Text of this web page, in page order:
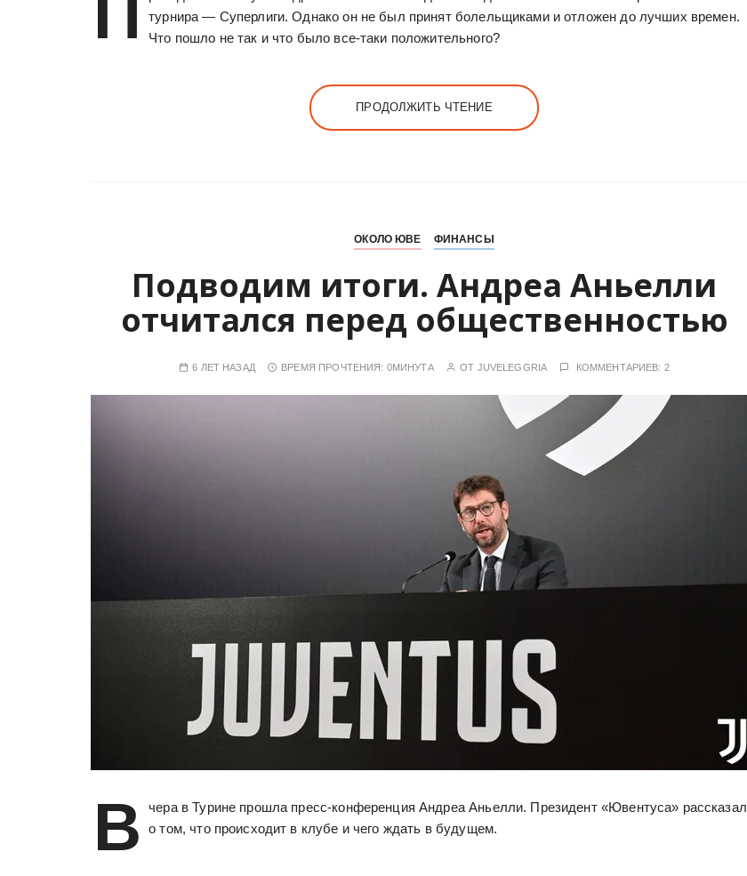
П
турнира — Суперлиги. Однако он не был принят болельщиками и отложен до лучших времен.
Что пошло не так и что было все-таки положительного?
ПРОДОЛЖИТЬ ЧТЕНИЕ
ОКОЛО ЮВЕ ФИНАНСЫ
Подводим итоги. Андреа Аньелли
отчитался перед общественностью
6 ЛЕТ НАЗАД ВРЕМЯ ПРОЧТЕНИЯ: 0МИНУТА ОТ JUVELEGGRIA КОММЕНТАРИЕВ: 2
В
чера в Турине прошла пресс-конференция Андреа Аньелли. Президент «Ювентуса» рассказал
о том, что происходит в клубе и чего ждать в будущем.